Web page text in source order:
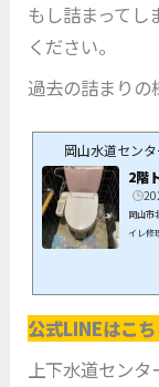
もし詰まってし
ください。
過去の詰まりの
岡山水道セン
2階
岡山市
イレ修
らない
公式LINEはこ
上下水道セン